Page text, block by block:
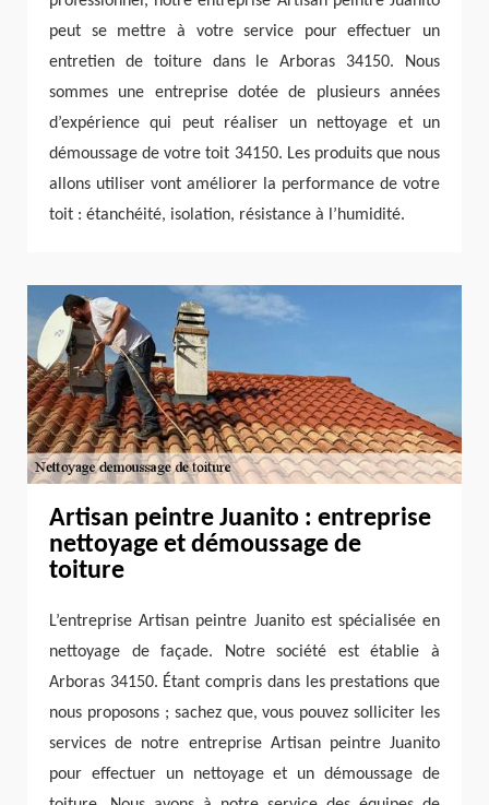
peut se mettre à votre service pour effectuer un
entretien de toiture dans le Arboras 34150. Nous
sommes une entreprise dotée de plusieurs années
d’expérience qui peut réaliser un nettoyage et un
démoussage de votre toit 34150. Les produits que nous
allons utiliser vont améliorer la performance de votre
toit : étanchéité, isolation, résistance à l’humidité.
Artisan peintre Juanito : entreprise
nettoyage et démoussage de
toiture
L’entreprise Artisan peintre Juanito est spécialisée en
nettoyage de façade. Notre société est établie à
Arboras 34150. Étant compris dans les prestations que
nous proposons ; sachez que, vous pouvez solliciter les
services de notre entreprise Artisan peintre Juanito
pour effectuer un nettoyage et un démoussage de